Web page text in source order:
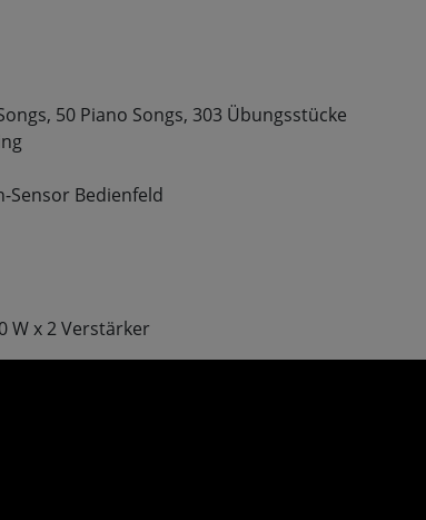
50 Piano Songs, 303 Übungsstücke
Sensor Bedienfeld
W x 2 Verstärker